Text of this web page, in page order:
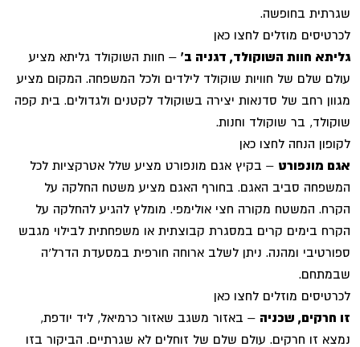
שגרתית בחופשה.
לכרטיסים מוזלים לחצו כאן
גליתא חוות השוקולד, דגניה ב' – חוות השוקולד גליתא מציע
עולם שלם של חוויות שוקולד לילדים ולכל המשפחה. המקום מציע
מגוון רחב של סדנאות יצירה בשוקולד לקטנים ולגדולים. בית קפה
שוקולד, בר שוקולד וחנות.
לקופון הנחה לחצו כאן
אגם מונפורט – בקיץ אגם מונפורט מציע שלל אטרקציות לכל
המשפחה סביב האגם. בחורף האגם מציע משטח החלקה על
הקרח. המשטח מקורה חצי אולימפי. מומלץ להגיע להחלקה על
הקרח בימים קרים במסגרת קבוצתית או משפחתית לבילוי מגבש
ספורטיבי ומהנה. ניתן לשלב ארוחה חורפית במסעדת הדרל'ה
שבמתחם.
לכרטיסים מוזלים לחצו כאן
זו חרקים, שכניה – באזור משגב שאזור כרמיאל, ליד יודפת,
נמצא זו חרקים. עולם שלם של זוחלים לא שגרתיים. הביקור בזו